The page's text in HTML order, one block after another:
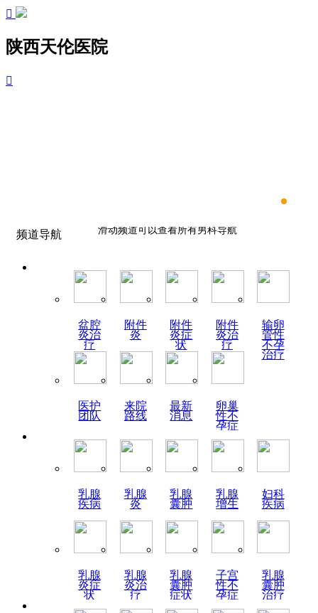

陕西天伦医院

频道导航 滑动频道可以查看所有男科导航
滑动频道可以查看所有男科导航
盆腔
炎治
疗
附件
炎
附件
炎症
状
附件
炎治
疗
输卵
管性
不孕
治疗
医护
团队
来院
路线
最新
消息
卵巢
性不
孕症
乳腺
疾病
乳腺
炎
乳腺
囊肿
乳腺
增生
妇科
疾病
乳腺
炎症
状
乳腺
炎治
疗
乳腺
囊肿
症状
子宫
性不
孕症
乳腺
囊肿
治疗